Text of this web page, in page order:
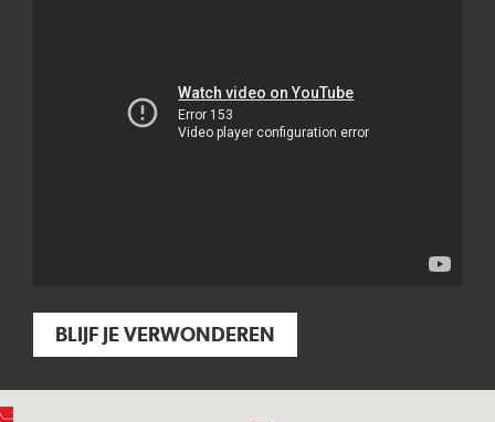
BLIJF JE VERWONDEREN